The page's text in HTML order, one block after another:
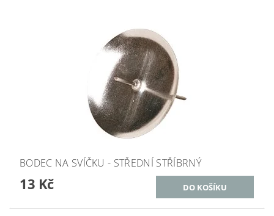
BODEC NA SVÍČKU - STŘEDNÍ STŘÍBRNÝ
13 Kč